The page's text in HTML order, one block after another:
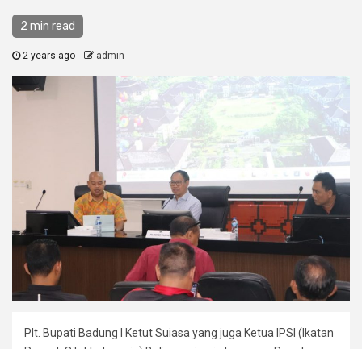
2 min read
2 years ago admin
Plt. Bupati Badung I Ketut Suiasa yang juga Ketua IPSI (Ikatan